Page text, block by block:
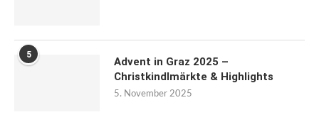
5
Advent in Graz 2025 –
Christkindlmärkte & Highlights
5. November 2025